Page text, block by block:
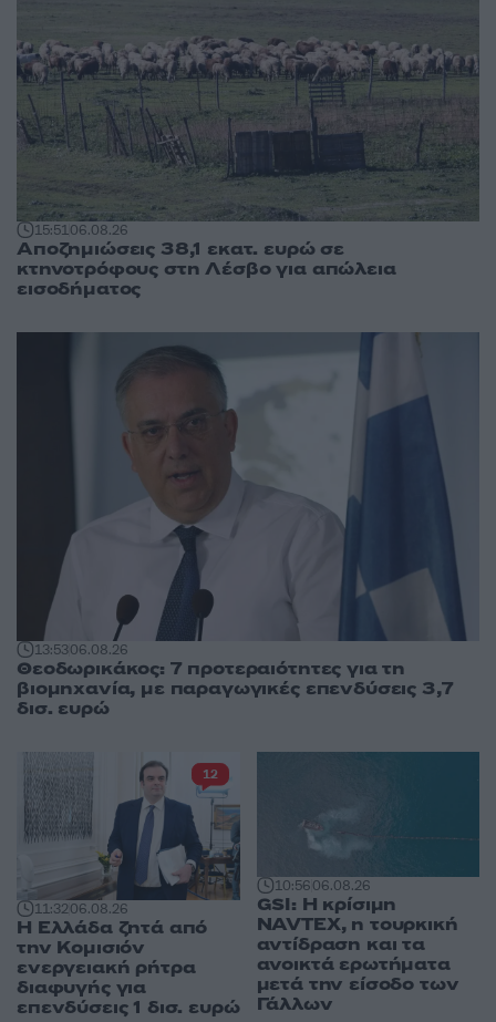
15:5106.08.26
Αποζημιώσεις 38,1 εκατ. ευρώ σε
κτηνοτρόφους στη Λέσβο για απώλεια
εισοδήματος
13:5306.08.26
Θεοδωρικάκος: 7 προτεραιότητες για τη
βιομηχανία, με παραγωγικές επενδύσεις 3,7
δισ. ευρώ
11:3206.08.26
Η Ελλάδα ζητά από
την Κομισιόν
ενεργειακή ρήτρα
διαφυγής για
επενδύσεις 1 δισ. ευρώ
12
10:5606.08.26
GSI: Η κρίσιμη
NAVTEX, η τουρκική
αντίδραση και τα
ανοικτά ερωτήματα
μετά την είσοδο των
Γάλλων